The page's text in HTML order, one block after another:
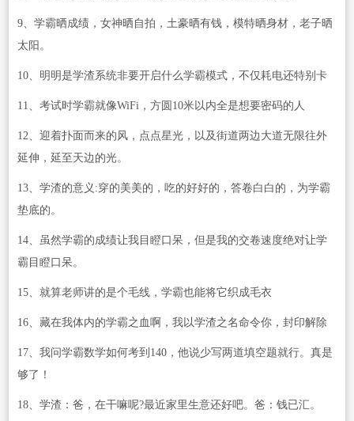
9、学霸晒成绩，女神晒自拍，土豪晒有钱，模特晒身材，老子晒
太阳。
10、明明是学渣系统非要开启什么学霸模式，不仅耗电还特别卡
11、考试时学霸就像WiFi，方圆10米以内全是想要密码的人
12、迎着扑面而来的风，点点星光，以及街道两边大道无限往外
延伸，延至天边的光。
13、学渣的意义:穿的美美的，吃的好好的，答卷白白的，为学霸
垫底的。
14、虽然学霸的成绩让我目瞪口呆，但是我的交卷速度绝对让学
霸目瞪口呆。
15、就算老师讲的是个毛线，学霸也能将它织成毛衣
16、藏在我体内的学霸之血啊，我以学渣之名命令你，封印解除
17、我问学霸数学如何考到140，他说少写两道填空题就行。真是
够了！
18、学渣：爸，在干嘛呢?最近家里生意还好吧。爸：钱已汇。